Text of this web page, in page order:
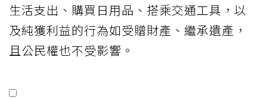
生活支出、購買日用品、搭乘交通工具，以
及純獲利益的行為如受贈財產、繼承遺產，
且公民權也不受影響。